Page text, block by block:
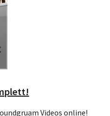
Videos online!